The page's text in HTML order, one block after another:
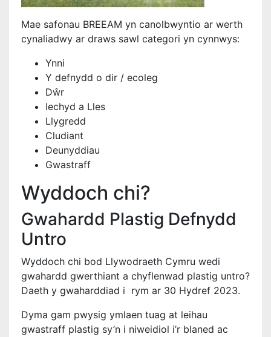
Mae safonau BREEAM yn canolbwyntio ar werth
cynaliadwy ar draws sawl categori yn cynnwys:
Ynni
Y defnydd o dir / ecoleg
Dŵr
Iechyd a Lles
Llygredd
Cludiant
Deunyddiau
Gwastraff
Wyddoch chi?
Gwahardd Plastig Defnydd
Untro
Wyddoch chi bod Llywodraeth Cymru wedi
gwahardd gwerthiant a chyflenwad plastig untro?
Daeth y gwaharddiad i rym ar 30 Hydref 2023.
Dyma gam pwysig ymlaen tuag at leihau
gwastraff plastig sy’n i niweidiol i’r blaned ac